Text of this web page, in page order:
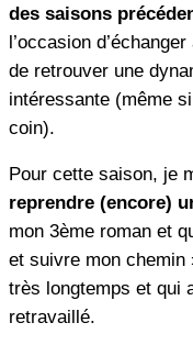
des saisons
l’occasion
de retrouver une
intéressante (même
coin).
Pour cette saison, je
reprendre (encore)
mon 3ème roman et
et suivre mon
très longtemps et qui
retravaillé.